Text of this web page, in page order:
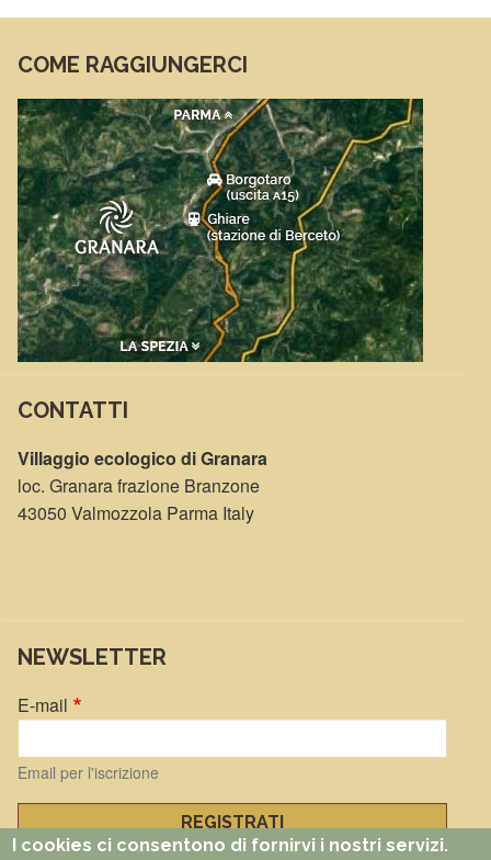
COME RAGGIUNGERCI
CONTATTI
Villaggio ecologico di Granara
loc. Granara frazione Branzone
43050 Valmozzola Parma Italy
NEWSLETTER
E-mail
Email per l'iscrizione
I cookies ci consentono di fornirvi i nostri servizi.